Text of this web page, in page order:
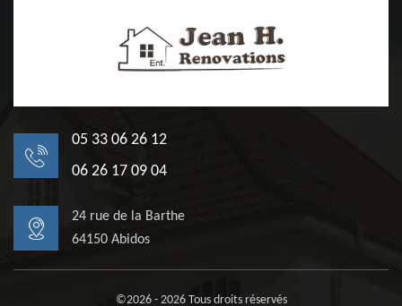
05 33 06 26 12
06 26 17 09 04
24 rue de la Barthe
64150 Abidos
©2026 - 2026 Tous droits réservés